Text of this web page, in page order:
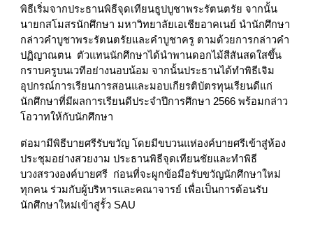
พิธีเริ่มจากประธานพิธีจุดเทียนธูปบูชาพระรัตนตรัย จากนั้น
นายกสโมสรนักศึกษา มหาวิทยาลัยเอเชียอาคเนย์ นำนักศึกษา
กล่าวคำบูชาพระรัตนตรัยและคำบูชาครู ตามด้วยการกล่าวคำ
ปฏิญาณตน ตัวแทนนักศึกษาได้นำพานดอกไม้สีสันสดใสขึ้น
กราบครูบนเวทีอย่างนอบน้อม จากนั้นประธานได้ทำพิธีเจิม
อุปกรณ์การเรียนการสอนและมอบเกียรติบัตรทุนเรียนดีแก่
นักศึกษาที่มีผลการเรียนดีประจำปีการศึกษา 2566 พร้อมกล่าว
โอวาทให้กับนักศึกษา
ต่อมามีพิธีบายศรีรับขวัญ โดยมีขบวนแห่องค์บายศรีเข้าสู่ห้อง
ประชุมอย่างสวยงาม ประธานพิธีจุดเทียนชัยและทำพิธี
บวงสรวงองค์บายศรี ก่อนที่จะผูกข้อมือรับขวัญนักศึกษาใหม่
ทุกคน ร่วมกับผู้บริหารและคณาจารย์ เพื่อเป็นการต้อนรับ
นักศึกษาใหม่เข้าสู่รั้ว SAU